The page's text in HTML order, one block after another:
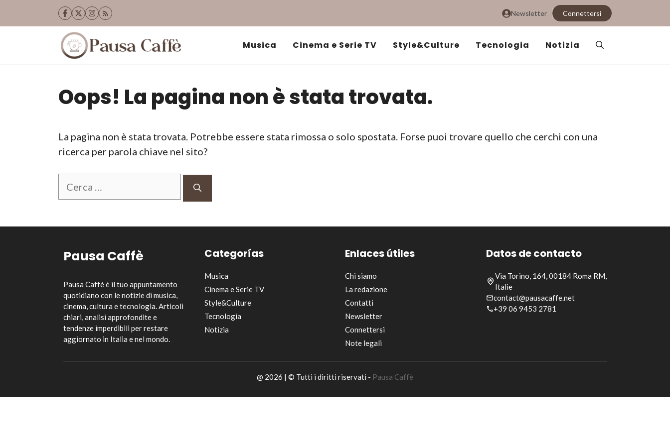
Newsletter Connettersi
Musica Cinema e Serie TV Style&Culture Tecnologia Notizia
Oops! La pagina non è stata trovata.
La pagina non è stata trovata. Potrebbe essere stata rimossa o solo spostata. Forse puoi trovare quello che cerchi con una
ricerca per parola chiave nel sito?
Ricerca
Pausa Caffè
Pausa Caffè è il tuo appuntamento
quotidiano con le notizie di musica,
cinema, cultura e tecnologia. Articoli
chiari, analisi approfondite e
tendenze imperdibili per restare
aggiornato in Italia e nel mondo.
Categorías
Musica
Cinema e Serie TV
Style&Culture
Tecnologia
Notizia
Enlaces útiles
Chi siamo
La redazione
Contatti
Newsletter
Connettersi
Note legali
Datos de contacto
Via Torino, 164, 00184 Roma RM,
Italie
contact@pausacaffe.net
+39 06 9453 2781
@ 2026 | © Tutti i diritti riservati - Pausa Caffè